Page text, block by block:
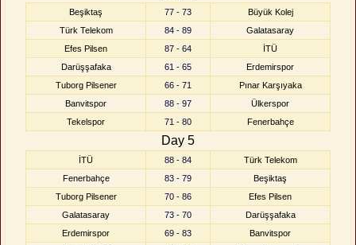
Beşiktaş 77 - 73
Büyük Kolej
Türk Telekom
84 - 89
Galatasaray
Efes Pilsen
87 - 64
İTÜ
Darüşşafaka
61 - 65
Erdemirspor
Tuborg Pilsener
66 - 71
Pınar Karşıyaka
Banvitspor
88 - 97
Ülkerspor
Tekelspor
71 - 80 Fenerbahçe
Day 5
İTÜ 88 - 84
Türk Telekom
Fenerbahçe
83 - 79
Beşiktaş
Tuborg Pilsener
70 - 86
Efes Pilsen
Galatasaray
73 - 70
Darüşşafaka
Erdemirspor
69 - 83
Banvitspor